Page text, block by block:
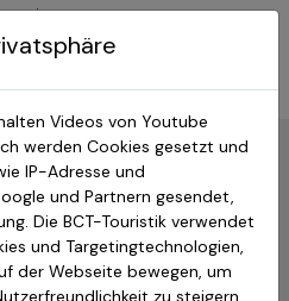
Weltkulturerbe
Tsumugi – Ein
Videos von Youtube
werden Cookies gesetzt und
IP-Adresse und
und Partnern gesendet,
Die BCT-Touristik verwendet
und Targetingtechnologien,
der Webseite bewegen, um
zu steigern.